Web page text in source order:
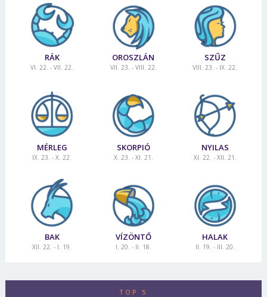
RÁK
VI. 22. - VII. 22.
OROSZLÁN
VII. 23. - VIII. 22.
SZŰZ
VIII. 23. - IX. 22.
MÉRLEG
IX. 23. - X. 22.
SKORPIÓ
X. 23. - XI. 21.
NYILAS
XI. 22. - XII. 21.
BAK
XII. 22. - I. 19.
VÍZÖNTŐ
I. 20. - II. 18.
HALAK
II. 19. - III. 20.
TOP 5